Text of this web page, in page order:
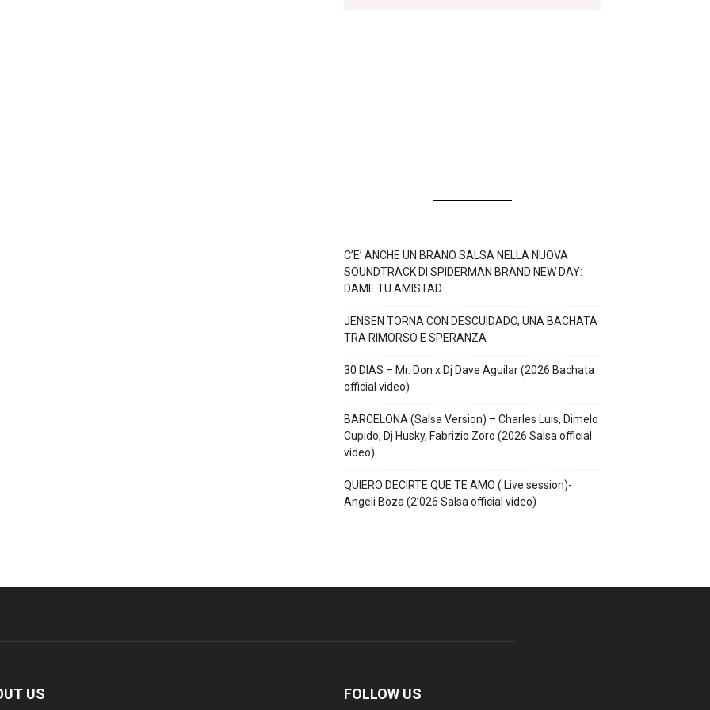
C’E’ ANCHE UN BRANO SALSA NELLA NUOVA
SOUNDTRACK DI SPIDERMAN BRAND NEW DAY:
DAME TU AMISTAD
JENSEN TORNA CON DESCUIDADO, UNA BACHATA
TRA RIMORSO E SPERANZA
30 DIAS – Mr. Don x Dj Dave Aguilar (2026 Bachata
official video)
BARCELONA (Salsa Version) – Charles Luis, Dimelo
Cupido, Dj Husky, Fabrizio Zoro (2026 Salsa official
video)
QUIERO DECIRTE QUE TE AMO ( Live session)-
Angeli Boza (2’026 Salsa official video)
US FOLLOW US